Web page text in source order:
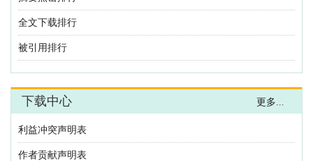
利益冲突声明表
作者贡献声明表